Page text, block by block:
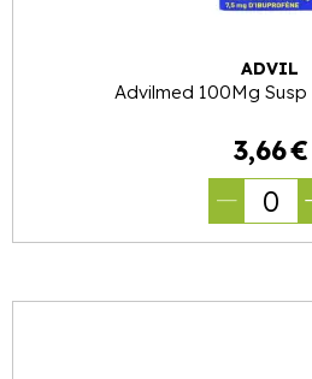
ADVIL
Advilmed 100Mg
3,66€
0